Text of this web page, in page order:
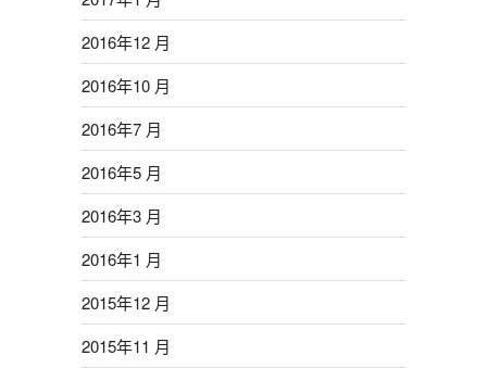
2016年12 月
2016年10 月
2016年7 月
2016年5 月
2016年3 月
2016年1 月
2015年12 月
2015年11 月